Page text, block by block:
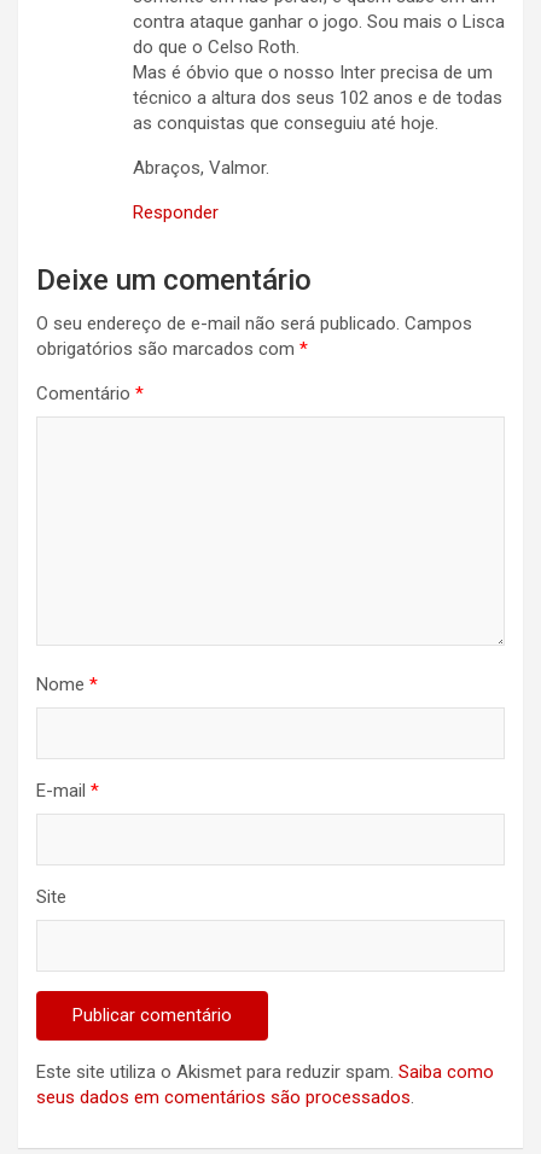
contra ataque ganhar o jogo. Sou mais o Lisca
do que o Celso Roth.
Mas é óbvio que o nosso Inter precisa de um
técnico a altura dos seus 102 anos e de todas
as conquistas que conseguiu até hoje.
Abraços, Valmor.
Responder
Deixe um comentário
O seu endereço de e-mail não será publicado. Campos
obrigatórios são marcados com *
Comentário *
Nome *
E-mail *
Site
Este site utiliza o Akismet para reduzir spam. Saiba como
seus dados em comentários são processados.